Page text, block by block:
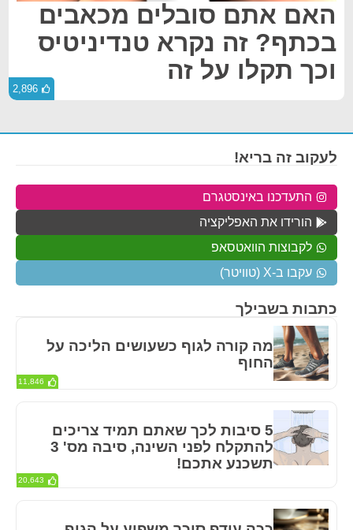
האם אתם סובלים מכאבים
בכתף? זה נקרא טנדיניטיס
וכך תקלו על זה
2,896
כתבות בשבילך
מה קורה לגוף כשעושים הליכה על
החוף
11,846
5 סיבות לכך שאתם תמיד צריכים
להתקלח לפני השינה, סיבה מס' 3
תשכנע אתכם!
20,643
לעקוב זה בריא!
התעדכנו באינסטגרם
הורידו את האפליקציה
לקבוצות הוואטסאפ
עקבו ב-X (טוויטר)